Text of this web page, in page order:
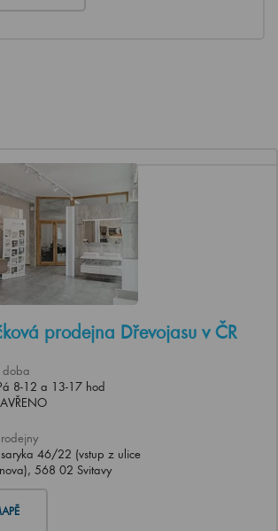
prodejna Dřevojasu v ČR
doba
8-12 a 13-17 hod
46/22 (vstup z ulice
568 02 Svitavy